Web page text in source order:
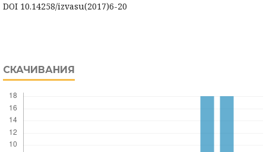
DOI 10.14258/izvasu(2017)6-20
СКАЧИВАНИЯ